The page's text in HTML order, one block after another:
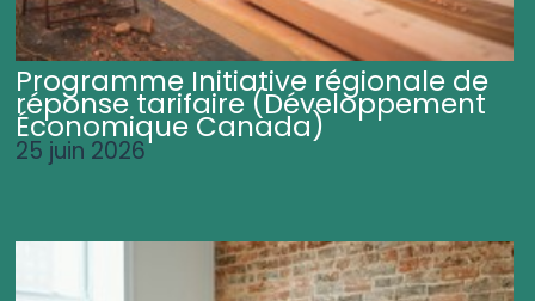
Programme Initiative régionale de
réponse tarifaire (Développement
Économique Canada)
25 juin 2026